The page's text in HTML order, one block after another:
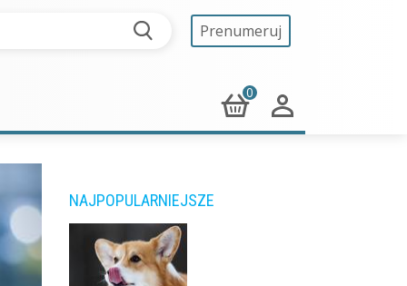
Prenumeruj
0
NAJPOPULARNIEJSZE